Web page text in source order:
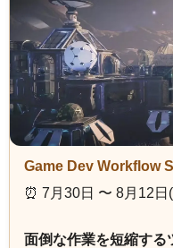
Game Dev Workflow
⏰️ 7月30日 〜 8月12日
面倒な作業を短縮する